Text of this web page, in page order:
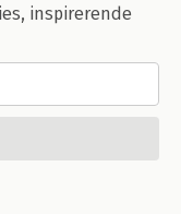
inspirerende